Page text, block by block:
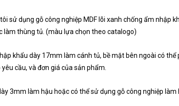
sử dụng gỗ công nghiệp MDF lõi xanh chống ẩm nhập
thùng tủ. (màu lựa chọn theo catalogo)
khẩu dày 17mm làm cánh tủ, bề mặt bên ngoài có thể
cầu, và đơn giá của sản phẩm.
3mm làm hậu hoặc có thể sử dụng gỗ công nghiệp làm